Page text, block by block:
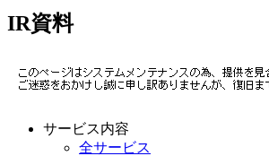
IR資料
サービス内容
全サービス